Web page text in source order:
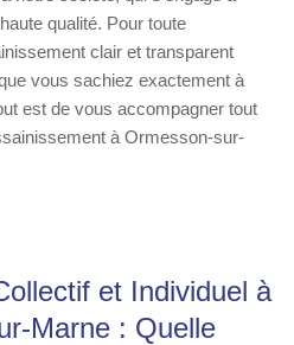
qualité. Pour toute
clair et transparent
vous sachiez exactement à
est de vous accompagner tout
à Ormesson-sur-
et Individuel à
Marne : Quelle